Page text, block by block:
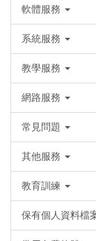
軟體服務
系統服務
教學服務
網路服務
常見問題
其他服務
教育訓練
保有個人資料檔